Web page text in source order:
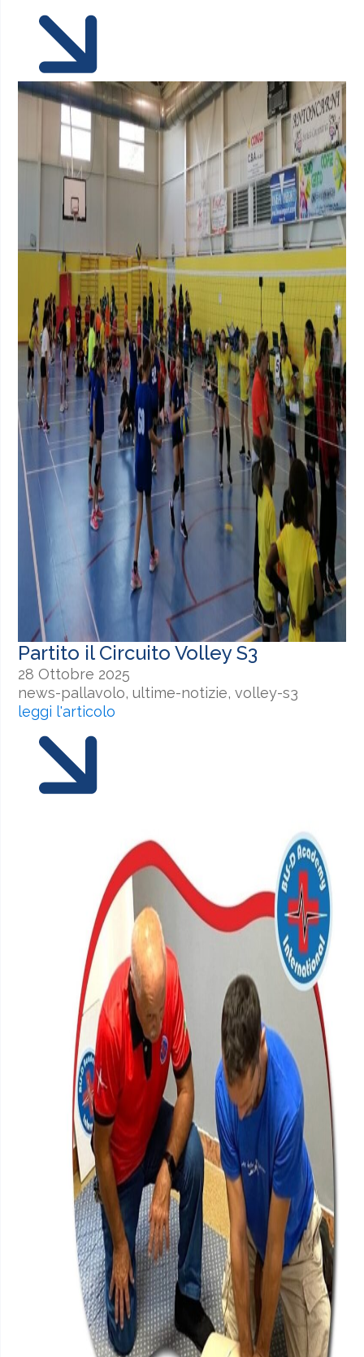
Partito il Circuito Volley S3
28 Ottobre 2025
news-pallavolo, ultime-notizie, volley-s3
leggi l'articolo